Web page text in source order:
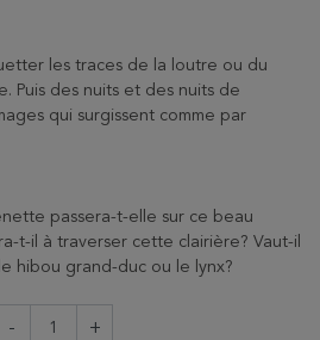
les traces de la loutre ou du
Puis des nuits et des nuits de
qui surgissent comme par
passera-t-elle sur ce beau
t-il à traverser cette clairière? Vaut-il
hibou grand-duc ou le lynx?
- +